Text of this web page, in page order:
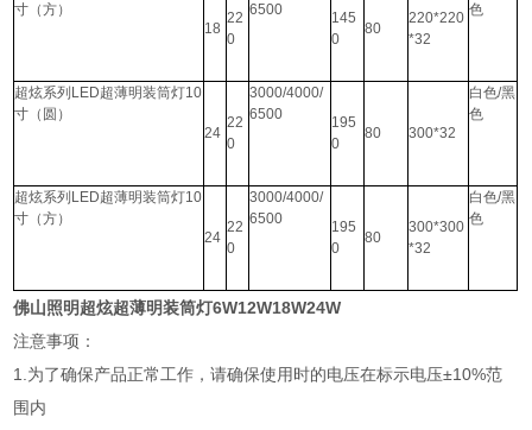
寸（方）
18
22
0
6500
145
0
80
220*220
*32
色
超炫系列LED超薄明装筒灯10
寸（圆）
24
22
0
3000/4000/
6500
195
0
80 300*32
白色/黑
色
超炫系列LED超薄明装筒灯10
寸（方）
24
22
0
3000/4000/
6500
195
0
80
300*300
*32
白色/黑
色
佛山照明超炫超薄明装筒灯6W12W18W24W
注意事项：
1.为了确保产品正常工作，请确保使用时的电压在标示电压±10%范
围内